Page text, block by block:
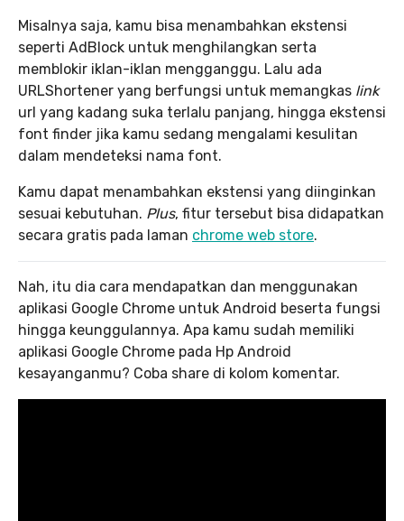
Misalnya saja, kamu bisa menambahkan ekstensi
seperti AdBlock untuk menghilangkan serta
memblokir iklan-iklan mengganggu. Lalu ada
URLShortener yang berfungsi untuk memangkas link
url yang kadang suka terlalu panjang, hingga ekstensi
font finder jika kamu sedang mengalami kesulitan
dalam mendeteksi nama font.
Kamu dapat menambahkan ekstensi yang diinginkan
sesuai kebutuhan. Plus, fitur tersebut bisa didapatkan
secara gratis pada laman chrome web store.
Nah, itu dia cara mendapatkan dan menggunakan
aplikasi Google Chrome untuk Android beserta fungsi
hingga keunggulannya. Apa kamu sudah memiliki
aplikasi Google Chrome pada Hp Android
kesayanganmu? Coba share di kolom komentar.